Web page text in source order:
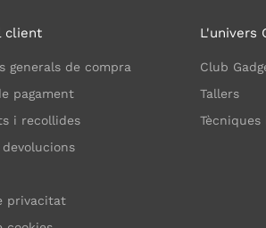
client
generals de compra
pagament
i recollides
privacitat
L'univers
Club
Tallers